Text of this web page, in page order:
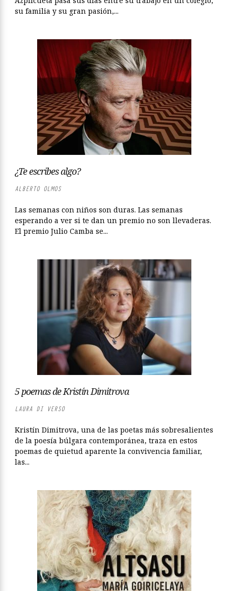
su familia y su gran pasión,...
¿Te escribes algo?
ALBERTO OLMOS
Las semanas con niños son duras. Las semanas
esperando a ver si te dan un premio no son llevaderas.
El premio Julio Camba se...
5 poemas de Kristín Dimitrova
LAURA DI VERSO
Kristín Dimitrova, una de las poetas más sobresalientes
de la poesía búlgara contemporánea, traza en estos
poemas de quietud aparente la convivencia familiar,
las...